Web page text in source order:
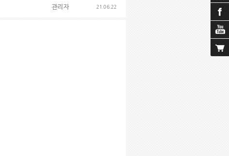
관리자 21.06.22